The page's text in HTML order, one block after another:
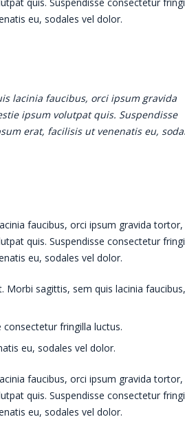
eu, sodales vel dolor.
lacinia faucibus, orci ipsum gravida
ipsum volutpat quis. Suspendisse
erat, facilisis ut venenatis eu,
faucibus, orci ipsum gravida tortor,
quis. Suspendisse consectetur
eu, sodales vel dolor.
sagittis, sem quis lacinia
fringilla luctus.
eu, sodales vel dolor.
faucibus, orci ipsum gravida tortor,
quis. Suspendisse consectetur
eu, sodales vel dolor.